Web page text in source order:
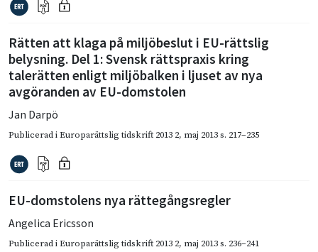
Rätten att klaga på miljöbeslut i EU-rättslig
belysning. Del 1: Svensk rättspraxis kring
talerätten enligt miljöbalken i ljuset av nya
avgöranden av EU-domstolen
Jan Darpö
Publicerad iEuroparättslig tidskrift 2013 2, maj 2013s. 217–235
EU-domstolens nya rättegångsregler
Angelica Ericsson
Publicerad iEuroparättslig tidskrift 2013 2, maj 2013s. 236–241